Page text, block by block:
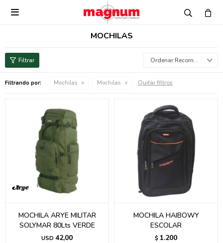

MOCHILAS
Recomendados
Filtrando por: Mochilas Mochilas Quitar filtros
MOCHILA ARYE MILITAR
SOLYMAR 80Lts VERDE
USD 42,00
MOCHILA HAIBOWY
ESCOLAR
$ 1.200